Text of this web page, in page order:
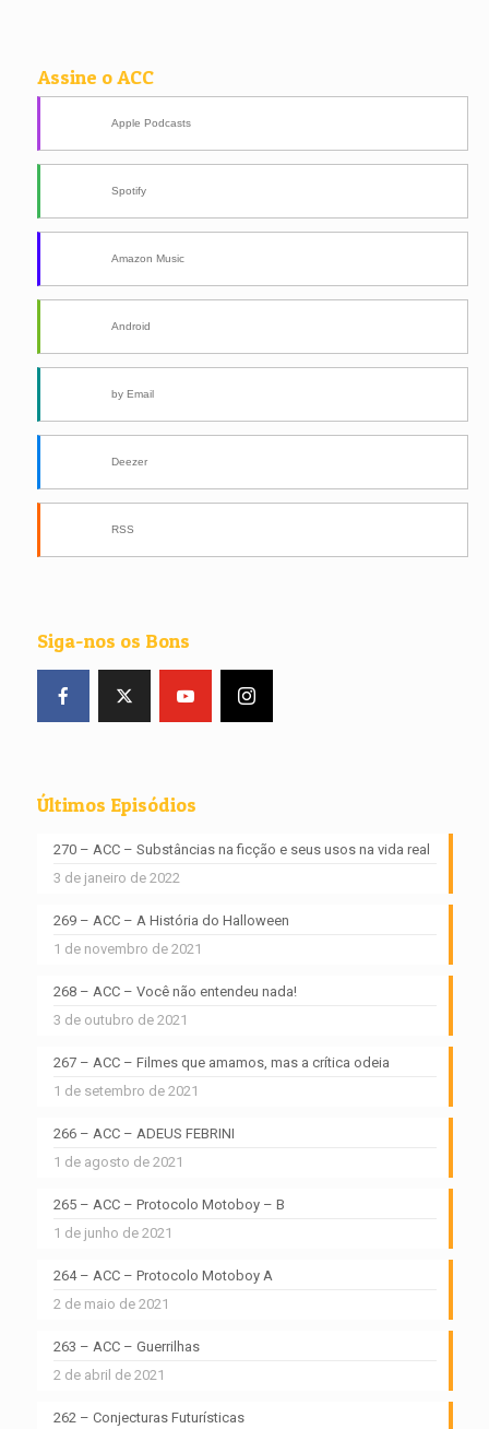
Assine o ACC
Apple Podcasts
Spotify
Amazon Music
Android
by Email
Deezer
RSS
Siga-nos os Bons
Últimos Episódios
270 – ACC – Substâncias na ficção e seus usos na vida real
3 de janeiro de 2022
269 – ACC – A História do Halloween
1 de novembro de 2021
268 – ACC – Você não entendeu nada!
3 de outubro de 2021
267 – ACC – Filmes que amamos, mas a crítica odeia
1 de setembro de 2021
266 – ACC – ADEUS FEBRINI
1 de agosto de 2021
265 – ACC – Protocolo Motoboy – B
1 de junho de 2021
264 – ACC – Protocolo Motoboy A
2 de maio de 2021
263 – ACC – Guerrilhas
2 de abril de 2021
262 – Conjecturas Futurísticas